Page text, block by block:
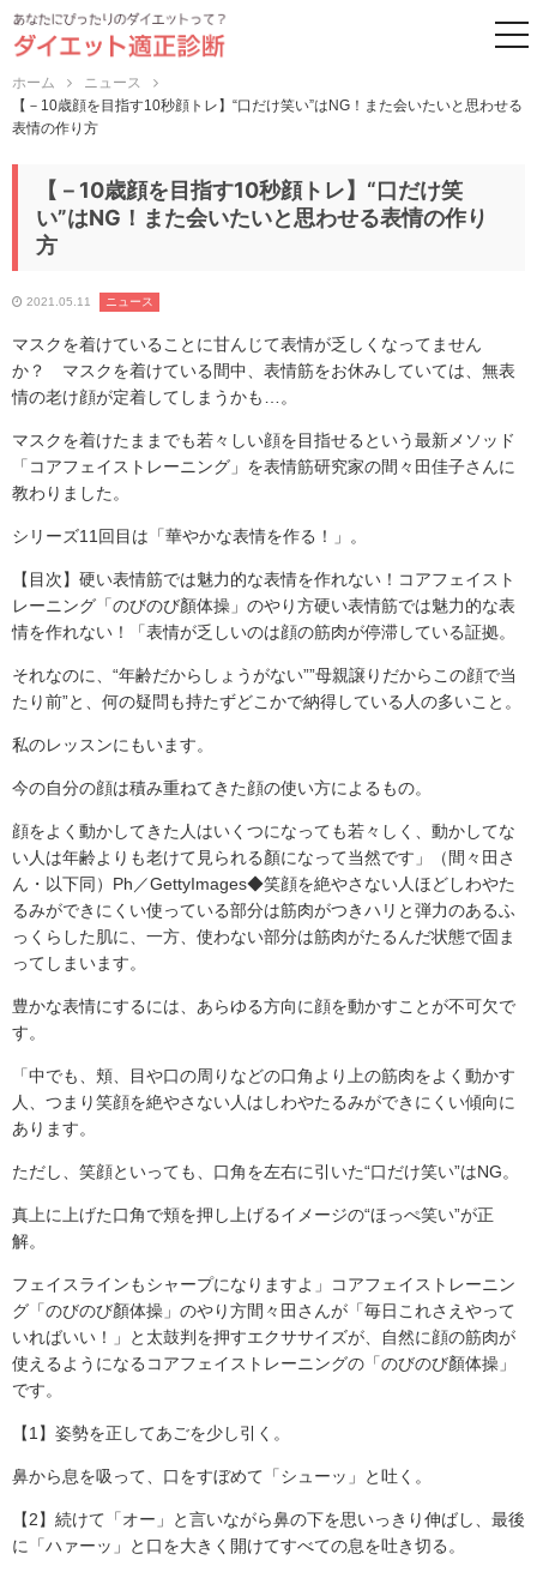
ホーム
ニュース
【－10歳顔を目指す10秒顔トレ】“口だけ笑い”はNG！また会いたいと思わせる
表情の作り方
【－10歳顔を目指す10秒顔トレ】“口だけ笑
い”はNG！また会いたいと思わせる表情の作り
方
2021.05.11 ニュース
マスクを着けていることに甘んじて表情が乏しくなってません
か？ マスクを着けている間中、表情筋をお休みしていては、無表
情の老け顔が定着してしまうかも…。
マスクを着けたままでも若々しい顔を目指せるという最新メソッド
「コアフェイストレーニング」を表情筋研究家の間々田佳子さんに
教わりました。
シリーズ11回目は「華やかな表情を作る！」。
【目次】硬い表情筋では魅力的な表情を作れない！コアフェイスト
レーニング「のびのび顏体操」のやり方硬い表情筋では魅力的な表
情を作れない！「表情が乏しいのは顔の筋肉が停滞している証拠。
それなのに、“年齢だからしょうがない””母親譲りだからこの顔で当
たり前”と、何の疑問も持たずどこかで納得している人の多いこと。
私のレッスンにもいます。
今の自分の顔は積み重ねてきた顔の使い方によるもの。
顔をよく動かしてきた人はいくつになっても若々しく、動かしてな
い人は年齢よりも老けて見られる顏になって当然です」（間々田さ
ん・以下同）Ph／GettyImages◆笑顔を絶やさない人ほどしわやた
るみができにくい使っている部分は筋肉がつきハリと弾力のあるふ
っくらした肌に、一方、使わない部分は筋肉がたるんだ状態で固ま
ってしまいます。
豊かな表情にするには、あらゆる方向に顔を動かすことが不可欠で
す。
「中でも、頬、目や口の周りなどの口角より上の筋肉をよく動かす
人、つまり笑顔を絶やさない人はしわやたるみができにくい傾向に
あります。
ただし、笑顔といっても、口角を左右に引いた“口だけ笑い”はNG。
真上に上げた口角で頬を押し上げるイメージの“ほっぺ笑い”が正
解。
フェイスラインもシャープになりますよ」コアフェイストレーニン
グ「のびのび顏体操」のやり方間々田さんが「毎日これさえやって
いればいい！」と太鼓判を押すエクササイズが、自然に顔の筋肉が
使えるようになるコアフェイストレーニングの「のびのび顏体操」
です。
【1】姿勢を正してあごを少し引く。
鼻から息を吸って、口をすぼめて「シューッ」と吐く。
【2】続けて「オー」と言いながら鼻の下を思いっきり伸ばし、最後
に「ハァーッ」と口を大きく開けてすべての息を吐き切る。